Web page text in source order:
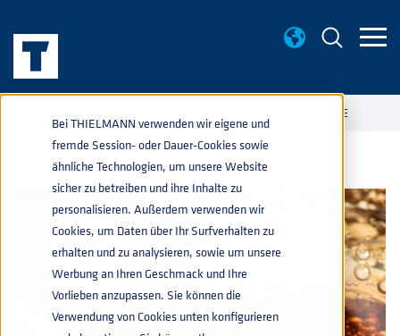
Bei THIELMANN verwenden wir eigene und
fremde Session- oder Dauer-Cookies sowie
ähnliche Technologien, um unsere Website
sicher zu betreiben und ihre Inhalte zu
personalisieren. Außerdem verwenden wir
Cookies, um Daten über Ihr Surfverhalten zu
erhalten und zu analysieren, sowie um unsere
Werbung an Ihren Geschmack und Ihre
Vorlieben anzupassen. Sie können die
Verwendung von Cookies unten konfigurieren
DAS BESTE GAS FÜR IHRE ZAPFANLAGE